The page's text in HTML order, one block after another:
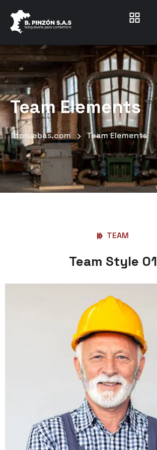
Team Elements
litpruebas.com Team Elements
TEAM
Team Style 01